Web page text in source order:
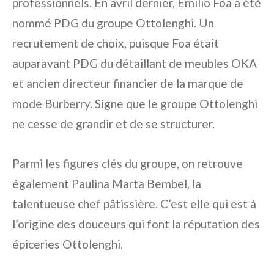
nommé PDG du groupe Ottolenghi. Un
recrutement de choix, puisque Foa était
auparavant PDG du détaillant de meubles OKA
et ancien directeur financier de la marque de
mode Burberry. Signe que le groupe Ottolenghi
ne cesse de grandir et de se structurer.
Parmi les figures clés du groupe, on retrouve
également Paulina Marta Bembel, la
talentueuse chef pâtissière. C’est elle qui est à
l’origine des douceurs qui font la réputation des
épiceries Ottolenghi.